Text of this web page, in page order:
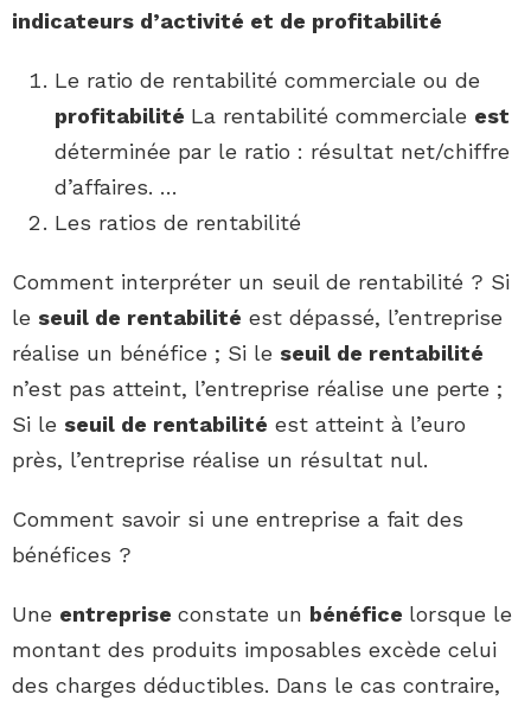
indicateurs d’activité et de profitabilité
Le ratio de rentabilité commerciale ou de
profitabilité La rentabilité commerciale est
déterminée par le ratio : résultat net/chiffre
d’affaires. …
Les ratios de rentabilité
Comment interpréter un seuil de rentabilité ? Si
le seuil de rentabilité est dépassé, l’entreprise
réalise un bénéfice ; Si le seuil de rentabilité
n’est pas atteint, l’entreprise réalise une perte ;
Si le seuil de rentabilité est atteint à l’euro
près, l’entreprise réalise un résultat nul.
Comment savoir si une entreprise a fait des
bénéfices ?
Une entreprise constate un bénéfice lorsque le
montant des produits imposables excède celui
des charges déductibles. Dans le cas contraire,